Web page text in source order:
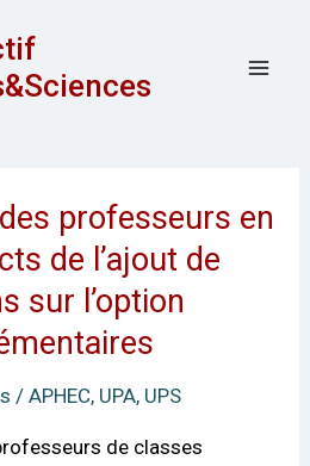
professeurs en
de l’ajout de
sur l’option
/APHEC, UPA, UPS
de classes